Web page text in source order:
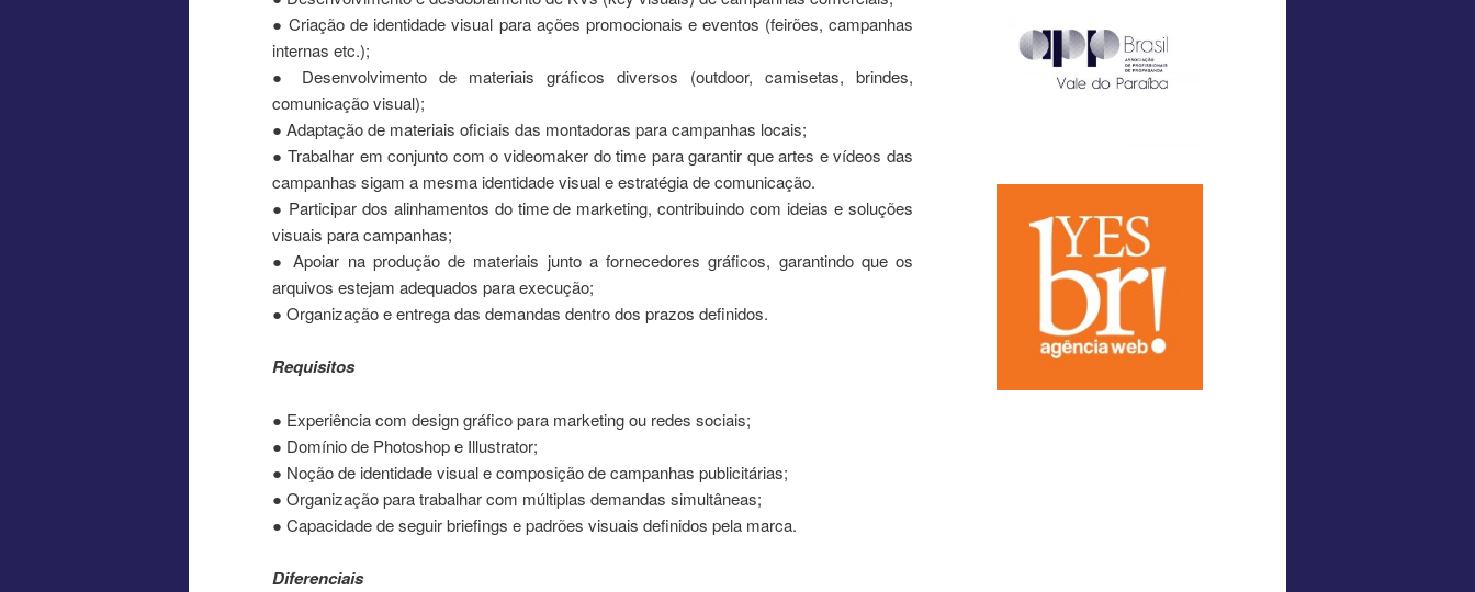
● Criação de identidade visual para ações promocionais e eventos (feirões, campanhas
internas etc.);
● Desenvolvimento de materiais gráficos diversos (outdoor, camisetas, brindes,
comunicação visual);
● Adaptação de materiais oficiais das montadoras para campanhas locais;
● Trabalhar em conjunto com o videomaker do time para garantir que artes e vídeos das
campanhas sigam a mesma identidade visual e estratégia de comunicação.
● Participar dos alinhamentos do time de marketing, contribuindo com ideias e soluções
visuais para campanhas;
● Apoiar na produção de materiais junto a fornecedores gráficos, garantindo que os
arquivos estejam adequados para execução;
● Organização e entrega das demandas dentro dos prazos definidos.
Requisitos
● Experiência com design gráfico para marketing ou redes sociais;
● Domínio de Photoshop e Illustrator;
● Noção de identidade visual e composição de campanhas publicitárias;
● Organização para trabalhar com múltiplas demandas simultâneas;
● Capacidade de seguir briefings e padrões visuais definidos pela marca.
Diferenciais